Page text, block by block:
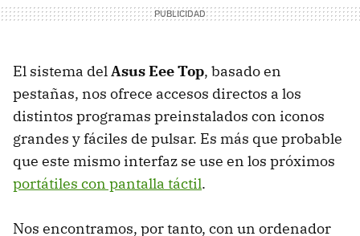
El sistema delAsus Eee Top, basado en
pestañas, nos ofrece accesos directos a los
distintos programas preinstalados con iconos
grandes y fáciles de pulsar. Es más que probable
que este mismo interfaz se use en los próximos
portátiles con pantalla táctil.
Nos encontramos, por tanto, con un ordenador